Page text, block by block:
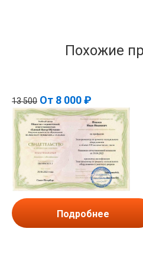
Похожие
13 500 От 8 000 ₽
Подробнее